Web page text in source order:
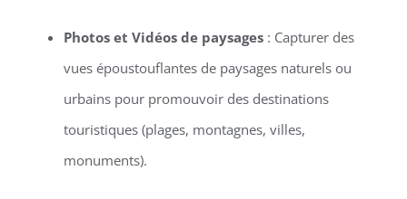
Photos et Vidéos de paysages: Capturer des
vues époustouflantes de paysages naturels ou
urbains pour promouvoir des destinations
touristiques (plages, montagnes, villes,
monuments).